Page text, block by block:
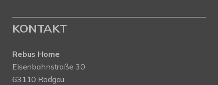
KONTAKT
Rebus Home
Eisenbahnstraße 30
63110 Rodgau